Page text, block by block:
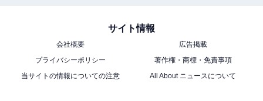
Amazonで見る
サイト情報
会社概要
広告掲載
プライバシーポリシー
著作権・商標・免責事項
当サイトの情報についての注意
All About ニュースについて